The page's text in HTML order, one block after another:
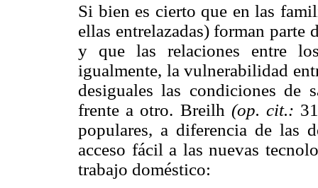
Si bien es cierto que en las
ellas entrelazadas) forman parte
y que las relaciones entre
igualmente, la vulnerabilidad
desiguales las condiciones de
frente a otro. Breilh (op. cit.:
populares, a diferencia de las
acceso fácil a las nuevas
trabajo doméstico: